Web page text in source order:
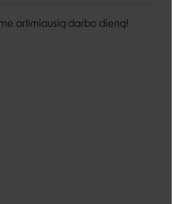
artimiausią darbo dieną!